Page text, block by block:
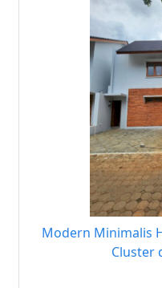
Modern Minimalis
Cluster